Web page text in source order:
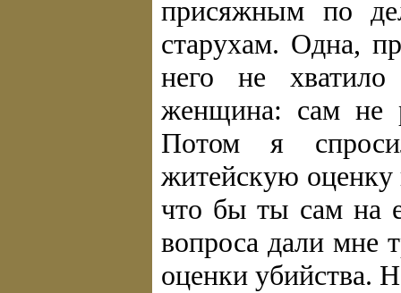
присяжным по
старухам. Одна,
него не хватило
женщина: сам не
Потом я
житейскую оценку
что бы ты сам на
вопроса дали мне
оценки убийства.